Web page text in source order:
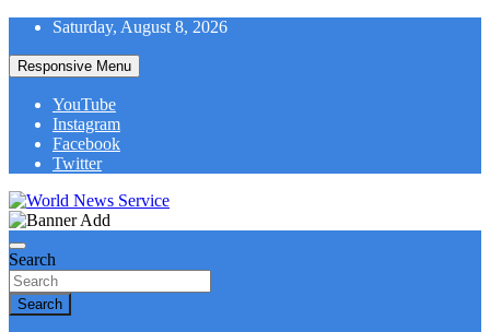
Skip
content
Saturday, August 8, 2026
Responsive Menu
YouTube
Instagram
Facebook
Twitter
World News Service
Search
Search